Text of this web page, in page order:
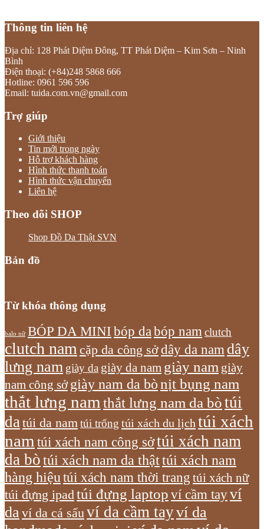
Thông tin liên hệ
Địa chỉ: 128 Phát Diệm Đông, TT Phát Diệm – Kim Sơn – Ninh
Bình
Điện thoại: (+84)248 5868 666
Hotline: 0961 596 596
Email: tuida.com.vn@gmail.com
Trợ giúp
Giới thiệu
Tin mới trong ngày
Hỗ trợ khách hàng
Hình thức thanh toán
Hình thức vận chuyển
Liên hệ
Theo dõi SHOP
Shop Đồ Da Thật SVN
Bản đồ
Từ khóa thông dụng
balo nữ BÓP DA MINI bóp da bóp nam clutch
clutch nam cặp da công sởdây da nam dây
lưng nam giày da giày da nam giày nam giày
nam công sở giày nam da bònịt bụng nam
thắt lưng nam thắt lưng nam da bòtúi
da túi da nam túi trống túi xách du lịch túi xách
nam túi xách nam công sởtúi xách nam
da bòtúi xách nam da thậttúi xách nam
hàng hiệu túi xách nam thời trang túi xách nữ
túi đựng ipad túi đựng laptop ví cầm tayví
da ví da cá sấu ví da cầm tayví da